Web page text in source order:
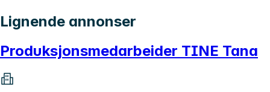
Lignende annonser
Produksjonsmedarbeider TINE Tana